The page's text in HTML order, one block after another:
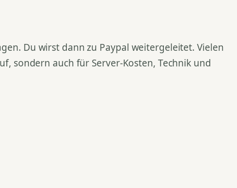
Du wirst dann zu Paypal weitergeleitet. Vielen
sondern auch für Server-Kosten, Technik und